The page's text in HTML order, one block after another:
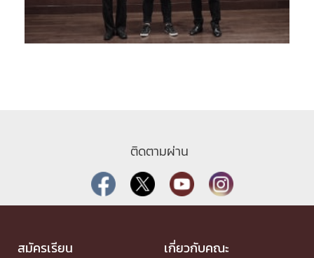
ติดตามผ่าน
สมัครเรียน เกี่ยวกับคณะ